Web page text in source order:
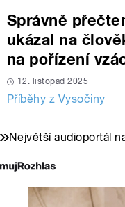
Správně
ukázal na
na pořízení
12. listopad 2025
Příběhy z Vysočiny
Největší audioportál